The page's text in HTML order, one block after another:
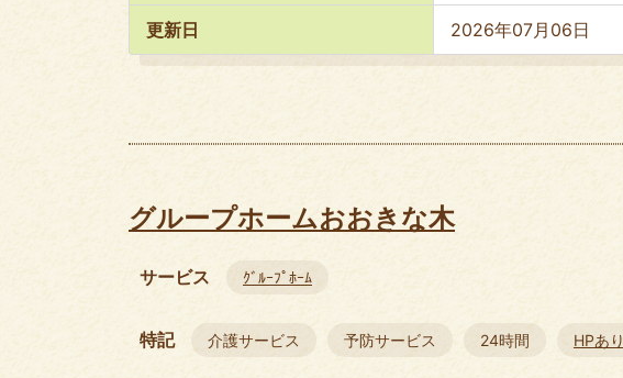
更新日 2026年07月06日
グループホームおおきな木
サービス ｸﾞﾙｰﾌﾟﾎｰﾑ
特記 介護サービス 予防サービス 24時間 HPあり